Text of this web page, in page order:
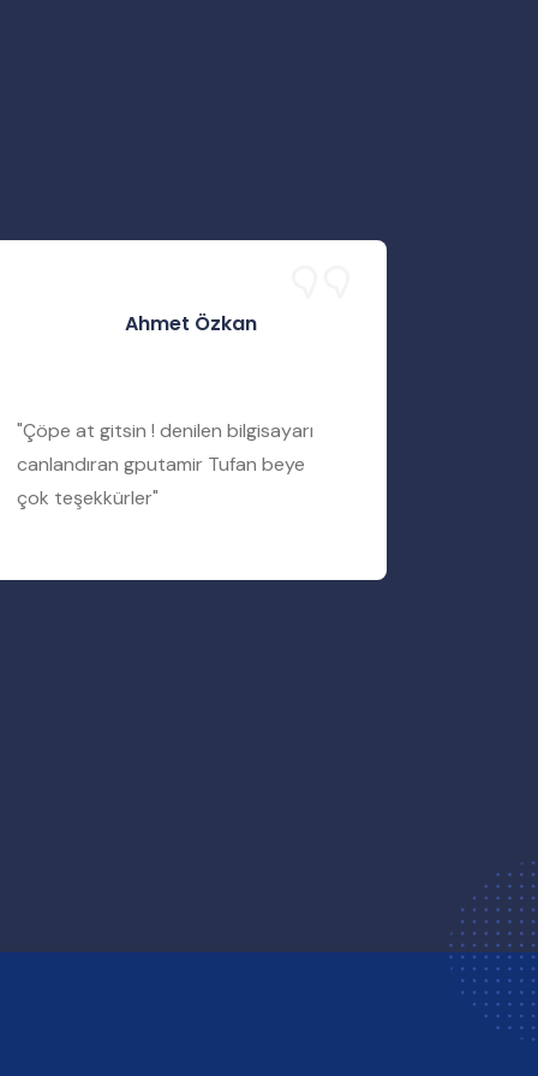
Ahmet Özkan
"Çöpe at gitsin ! denilen bilgisayarı
canlandıran gputamir Tufan beye
çok teşekkürler"